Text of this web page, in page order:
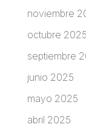
noviembre
octubre 2025
septiembre
junio 2025
mayo 2025
abril 2025